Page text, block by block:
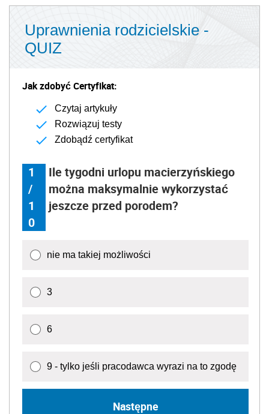
Uprawnienia rodzicielskie -
QUIZ
Jak zdobyć Certyfikat:
Czytaj artykuły
Rozwiązuj testy
Zdobądź certyfikat
1
/
1
0
Ile tygodni urlopu macierzyńskiego
można maksymalnie wykorzystać
jeszcze przed porodem?
nie ma takiej możliwości
3
6
9 - tylko jeśli pracodawca wyrazi na to zgodę
Następne